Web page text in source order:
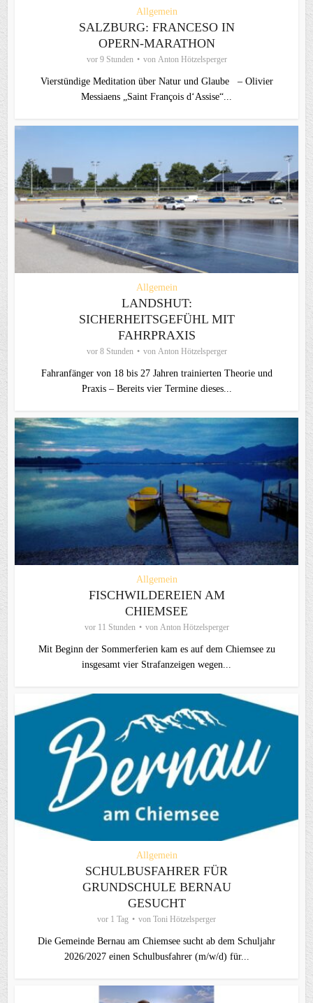
Allgemein
SALZBURG: FRANCESO IN
OPERN-MARATHON
vor 9 Stunden von Anton Hötzelsperger
Vierstündige Meditation über Natur und Glaube – Olivier
Messiaens „Saint François d‘Assise“...
Allgemein
LANDSHUT:
SICHERHEITSGEFÜHL MIT
FAHRPRAXIS
vor 8 Stunden von Anton Hötzelsperger
Fahranfänger von 18 bis 27 Jahren trainierten Theorie und
Praxis – Bereits vier Termine dieses...
Allgemein
FISCHWILDEREIEN AM
CHIEMSEE
vor 11 Stunden von Anton Hötzelsperger
Mit Beginn der Sommerferien kam es auf dem Chiemsee zu
insgesamt vier Strafanzeigen wegen...
Allgemein
SCHULBUSFAHRER FÜR
GRUNDSCHULE BERNAU
GESUCHT
vor 1 Tag von Toni Hötzelsperger
Die Gemeinde Bernau am Chiemsee sucht ab dem Schuljahr
2026/2027 einen Schulbusfahrer (m/w/d) für...